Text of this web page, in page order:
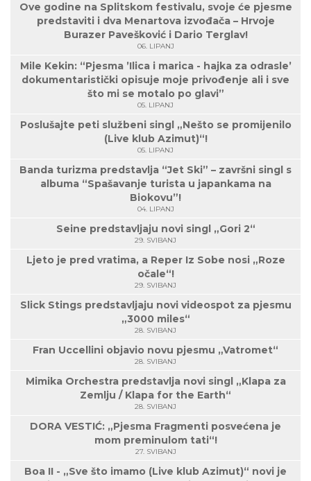
Ove godine na Splitskom festivalu, svoje će pjesme
predstaviti i dva Menartova izvođača – Hrvoje
Burazer Pavešković i Dario Terglav!
06. LIPANJ
Mile Kekin: “Pjesma ’Ilica i marica - hajka za odrasle’
dokumentaristički opisuje moje privođenje ali i sve
što mi se motalo po glavi”
05. LIPANJ
Poslušajte peti službeni singl „Nešto se promijenilo
(Live klub Azimut)“!
05. LIPANJ
Banda turizma predstavlja “Jet Ski” – završni singl s
albuma “Spašavanje turista u japankama na
Biokovu”!
04. LIPANJ
Seine predstavljaju novi singl „Gori 2“
29. SVIBANJ
Ljeto je pred vratima, a Reper Iz Sobe nosi „Roze
očale“!
29. SVIBANJ
Slick Stings predstavljaju novi videospot za pjesmu
„3000 miles“
28. SVIBANJ
Fran Uccellini objavio novu pjesmu „Vatromet“
28. SVIBANJ
Mimika Orchestra predstavlja novi singl „Klapa za
Zemlju / Klapa for the Earth“
28. SVIBANJ
DORA VESTIĆ: „Pjesma Fragmenti posvećena je
mom preminulom tati“!
27. SVIBANJ
Boa II - „Sve što imamo (Live klub Azimut)“ novi je